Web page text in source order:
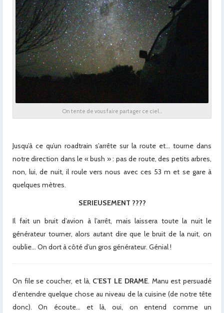
On tente de vous faire partager ce ciel…
Jusqu’à ce qu’un roadtrain s’arrête sur la route et… tourne dans
notre direction dans le « bush » : pas de route, des petits arbres,
non, lui, de nuit, il roule vers nous avec ces 53 m et se gare à
quelques mètres.
SERIEUSEMENT ????
Il fait un bruit d’avion à l’arrêt, mais laissera toute la nuit le
générateur tourner, alors autant dire que le bruit de la nuit, on
oublie… On dort à côté d’un gros générateur. Génial !
On file se coucher, et là, C’EST LE DRAME. Manu est persuadé
d’entendre quelque chose au niveau de la cuisine (de notre tête
donc). On écoute… et là, oui, on entend comme un